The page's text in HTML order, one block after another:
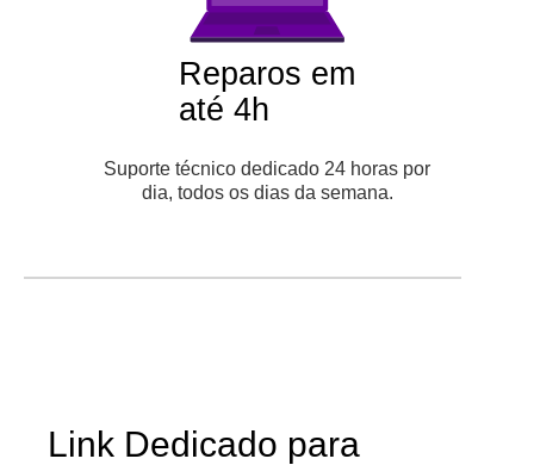
Reparos em
até 4h
Suporte técnico dedicado 24 horas por
dia, todos os dias da semana.
Link Dedicado para